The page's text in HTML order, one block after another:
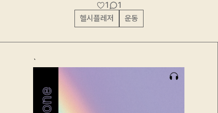
1
1
헬시플레저
운동
`